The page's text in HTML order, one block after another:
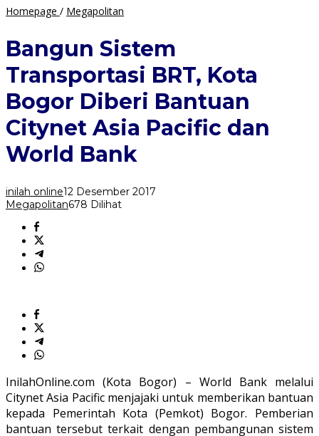
Homepage / Megapolitan
BRT,
Kota
Bogor
Diberi
Bantuan
Citynet
Asia
Pacific
dan
Bank
Bangun Sistem
Transportasi BRT, Kota
Bogor Diberi Bantuan
Citynet Asia Pacific dan
World Bank
inilah online12 Desember 2017
Megapolitan678 Dilihat
InilahOnline.com (Kota Bogor) – World Bank melalui
Citynet Asia Pacific menjajaki untuk memberikan bantuan
kepada Pemerintah Kota (Pemkot) Bogor. Pemberian
bantuan tersebut terkait dengan pembangunan sistem